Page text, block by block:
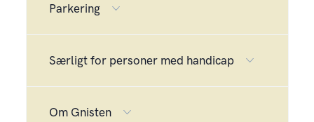
Parkering
Særligt for personer med handicap
Om Gnisten